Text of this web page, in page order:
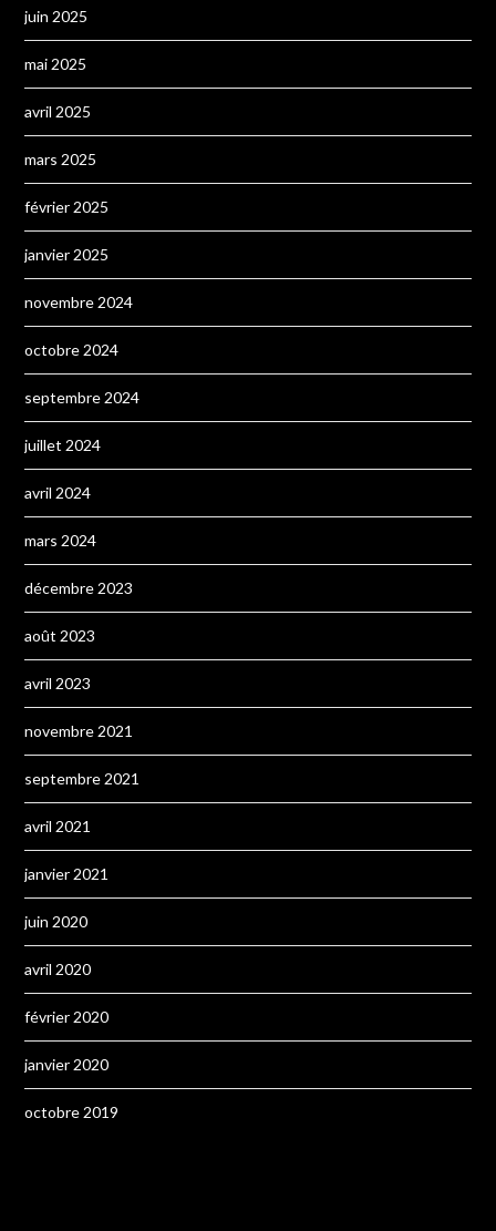
juin 2025
mai 2025
avril 2025
mars 2025
février 2025
janvier 2025
novembre 2024
octobre 2024
septembre 2024
juillet 2024
avril 2024
mars 2024
décembre 2023
août 2023
avril 2023
novembre 2021
septembre 2021
avril 2021
janvier 2021
juin 2020
avril 2020
février 2020
janvier 2020
octobre 2019